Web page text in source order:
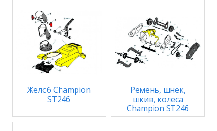
Желоб Champion
ST246
Ремень, шнек,
шкив, колеса
Champion ST246